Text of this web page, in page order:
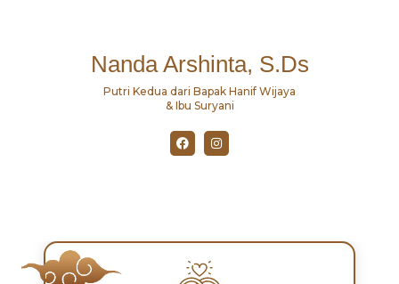
Nanda Arshinta, S.Ds
Putri Kedua dari Bapak Hanif Wijaya
& Ibu Suryani